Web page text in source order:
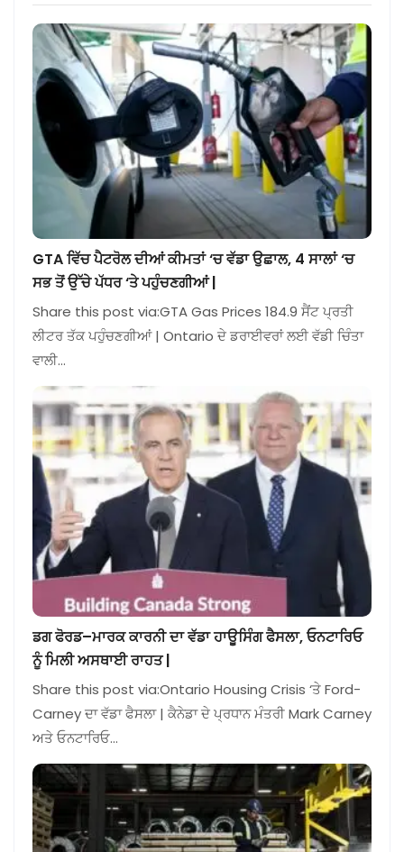
GTA ਵਿੱਚ ਪੈਟਰੋਲ ਦੀਆਂ ਕੀਮਤਾਂ ‘ਚ ਵੱਡਾ ਉਛਾਲ, 4 ਸਾਲਾਂ ‘ਚ
ਸਭ ਤੋਂ ਉੱਚੇ ਪੱਧਰ ‘ਤੇ ਪਹੁੰਚਣਗੀਆਂ |
Share this post via:GTA Gas Prices 184.9 ਸੈਂਟ ਪ੍ਰਤੀ
ਲੀਟਰ ਤੱਕ ਪਹੁੰਚਣਗੀਆਂ | Ontario ਦੇ ਡਰਾਈਵਰਾਂ ਲਈ ਵੱਡੀ ਚਿੰਤਾ
ਵਾਲੀ…
ਡਗ ਫੋਰਡ–ਮਾਰਕ ਕਾਰਨੀ ਦਾ ਵੱਡਾ ਹਾਊਸਿੰਗ ਫੈਸਲਾ, ਓਨਟਾਰਿਓ
ਨੂੰ ਮਿਲੀ ਅਸਥਾਈ ਰਾਹਤ |
Share this post via:Ontario Housing Crisis ‘ਤੇ Ford-
Carney ਦਾ ਵੱਡਾ ਫੈਸਲਾ | ਕੈਨੇਡਾ ਦੇ ਪ੍ਰਧਾਨ ਮੰਤਰੀ Mark Carney
ਅਤੇ ਓਨਟਾਰਿਓ…